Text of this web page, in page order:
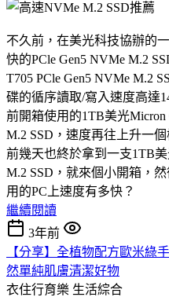
不久前，在美光科技協辦的
快的PCle Gen5 NVMe M.2
T705 PCle Gen5 NVMe M.2
碟的循序讀取/寫入速度高達
前開箱使用的1TB美光Micron
M.2 SSD，速度再往上升一
前幾天也終於拿到一支1TB
M.2 SSD，就來個小開箱，
用的PC上速度有多快？
繼續閱讀
3年前
【分享】全植物配方歐米綠
然單純肌膚清潔好物
衣住行育樂 生活綜合